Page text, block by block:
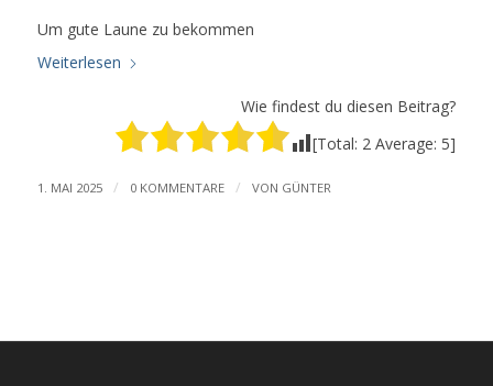
Um gute Laune zu bekommen
Weiterlesen
Wie findest du diesen Beitrag?
[Total: 2 Average: 5]
1. MAI 2025 / 0 KOMMENTARE / VON GÜNTER